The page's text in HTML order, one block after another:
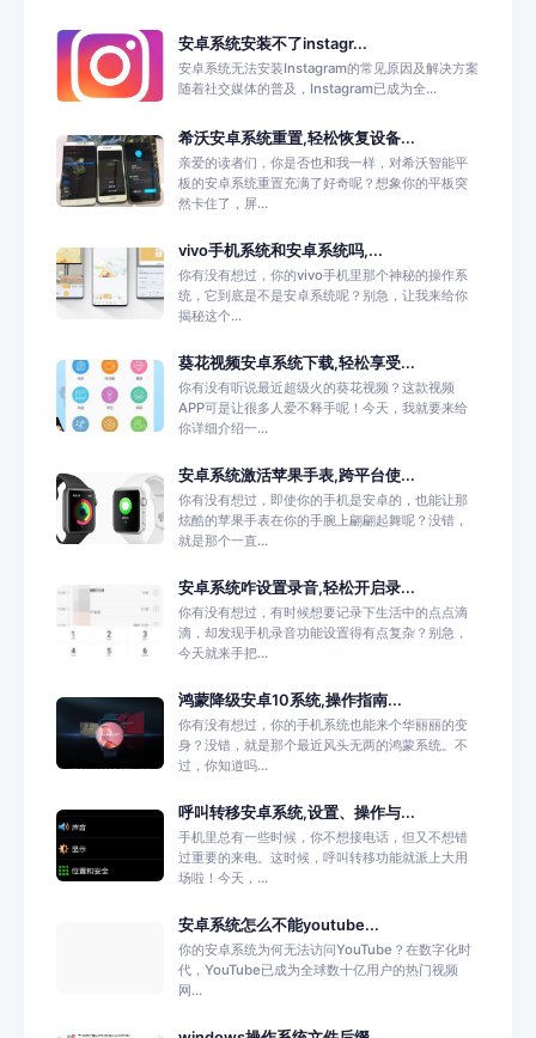
安卓系统安装不了instagr...
安卓系统无法安装Instagram的常见原因及解决方案
随着社交媒体的普及，Instagram已成为全...
希沃安卓系统重置,轻松恢复设备...
亲爱的读者们，你是否也和我一样，对希沃智能平
板的安卓系统重置充满了好奇呢？想象你的平板突
然卡住了，屏...
vivo手机系统和安卓系统吗,...
你有没有想过，你的vivo手机里那个神秘的操作系
统，它到底是不是安卓系统呢？别急，让我来给你
揭秘这个...
葵花视频安卓系统下载,轻松享受...
你有没有听说最近超级火的葵花视频？这款视频
APP可是让很多人爱不释手呢！今天，我就要来给
你详细介绍一...
安卓系统激活苹果手表,跨平台使...
你有没有想过，即使你的手机是安卓的，也能让那
炫酷的苹果手表在你的手腕上翩翩起舞呢？没错，
就是那个一直...
安卓系统咋设置录音,轻松开启录...
你有没有想过，有时候想要记录下生活中的点点滴
滴，却发现手机录音功能设置得有点复杂？别急，
今天就来手把...
鸿蒙降级安卓10系统,操作指南...
你有没有想过，你的手机系统也能来个华丽丽的变
身？没错，就是那个最近风头无两的鸿蒙系统。不
过，你知道吗...
呼叫转移安卓系统,设置、操作与...
手机里总有一些时候，你不想接电话，但又不想错
过重要的来电。这时候，呼叫转移功能就派上大用
场啦！今天，...
安卓系统怎么不能youtube...
你的安卓系统为何无法访问YouTube？在数字化时
代，YouTube已成为全球数十亿用户的热门视频
网...